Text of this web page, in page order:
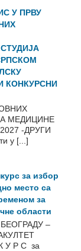
У ПРВУ
КОНКУРСНИ
МЕДИЦИНЕ
-ДРУГИ
у [...]
за избор
место са
за
области
–
У Р С за